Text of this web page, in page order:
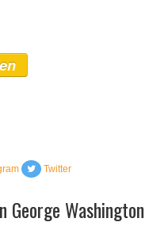
Twitter
George Washington